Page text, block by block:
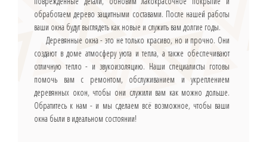
обработаем дерево защитными составами. После нашей работы
ваши окна будут выглядеть как новые и служить вам долгие годы.
Деревянные окна - это не только красиво, но и прочно. Они
создают в доме атмосферу уюта и тепла, а также обеспечивают
отличную тепло - и звукоизоляцию. Наши специалисты готовы
помочь вам с ремонтом, обслуживанием и укреплением
деревянных окон, чтобы они служили вам как можно дольше.
Обратитесь к нам - и мы сделаем всё возможное, чтобы ваши
окна были в идеальном состоянии!